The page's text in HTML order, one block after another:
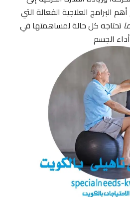
العلاجية الفعالة التي
كل حالة لمساهمتها في
الجسم